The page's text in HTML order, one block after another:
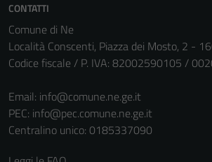
CONTATTI
Comune di Ne
Località Conscenti, Piazza dei Mosto, 2 -
Codice fiscale / P. IVA: 82002590105 /
Email: info@comune.ne.ge.it
PEC: info@pec.comune.ne.ge.it
Centralino unico: 0185337090